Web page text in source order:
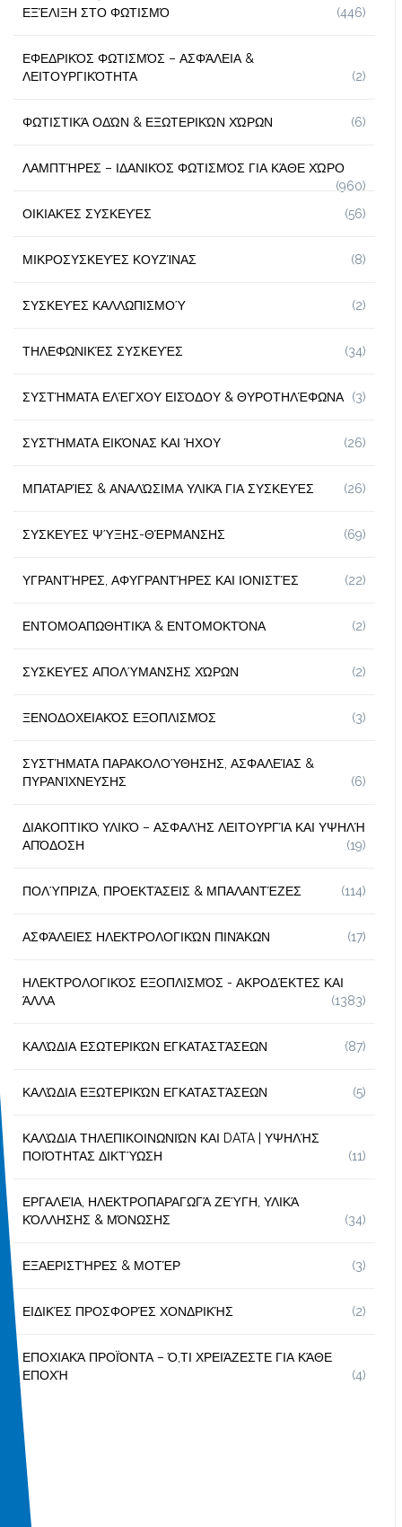
ΕΞΈΛΙΞΗ ΣΤΟ ΦΩΤΙΣΜΌ
(446)
ΕΦΕΔΡΙΚΌΣ ΦΩΤΙΣΜΌΣ – ΑΣΦΆΛΕΙΑ &
ΛΕΙΤΟΥΡΓΙΚΌΤΗΤΑ
(2)
ΦΩΤΙΣΤΙΚΆ ΟΔΏΝ & ΕΞΩΤΕΡΙΚΏΝ ΧΏΡΩΝ (6)
ΛΑΜΠΤΉΡΕΣ – ΙΔΑΝΙΚΌΣ ΦΩΤΙΣΜΌΣ ΓΙΑ ΚΆΘΕ ΧΏΡΟ
(960)
ΟΙΚΙΑΚΈΣ ΣΥΣΚΕΥΈΣ
(56)
ΜΙΚΡΟΣΥΣΚΕΥΈΣ ΚΟΥΖΊΝΑΣ (8)
ΣΥΣΚΕΥΈΣ ΚΑΛΛΩΠΙΣΜΟΎ (2)
ΤΗΛΕΦΩΝΙΚΈΣ ΣΥΣΚΕΥΈΣ (34)
ΣΥΣΤΉΜΑΤΑ ΕΛΈΓΧΟΥ ΕΙΣΌΔΟΥ & ΘΥΡΟΤΗΛΈΦΩΝΑ (3)
ΣΥΣΤΉΜΑΤΑ ΕΙΚΌΝΑΣ ΚΑΙ ΉΧΟΥ (26)
ΜΠΑΤΑΡΊΕΣ & ΑΝΑΛΏΣΙΜΑ ΥΛΙΚΆ ΓΙΑ ΣΥΣΚΕΥΈΣ (26)
ΣΥΣΚΕΥΈΣ ΨΎΞΗΣ-ΘΈΡΜΑΝΣΗΣ (69)
ΥΓΡΑΝΤΉΡΕΣ, ΑΦΥΓΡΑΝΤΉΡΕΣ ΚΑΙ ΙΟΝΙΣΤΈΣ (22)
ΕΝΤΟΜΟΑΠΩΘΗΤΙΚΆ & ΕΝΤΟΜΟΚΤΌΝΑ (2)
ΣΥΣΚΕΥΈΣ ΑΠΟΛΎΜΑΝΣΗΣ ΧΏΡΩΝ (2)
ΞΕΝΟΔΟΧΕΙΑΚΌΣ ΕΞΟΠΛΙΣΜΌΣ (3)
ΣΥΣΤΉΜΑΤΑ ΠΑΡΑΚΟΛΟΎΘΗΣΗΣ, ΑΣΦΑΛΕΊΑΣ &
ΠΥΡΑΝΊΧΝΕΥΣΗΣ
(6)
ΔΙΑΚΟΠΤΙΚΌ ΥΛΙΚΌ – ΑΣΦΑΛΉΣ ΛΕΙΤΟΥΡΓΊΑ ΚΑΙ ΥΨΗΛΉ
ΑΠΌΔΟΣΗ
(19)
ΠΟΛΎΠΡΙΖΑ, ΠΡΟΕΚΤΆΣΕΙΣ & ΜΠΑΛΑΝΤΈΖΕΣ (114)
ΑΣΦΆΛΕΙΕΣ ΗΛΕΚΤΡΟΛΟΓΙΚΏΝ ΠΙΝΆΚΩΝ (17)
ΗΛΕΚΤΡΟΛΟΓΙΚΌΣ ΕΞΟΠΛΙΣΜΌΣ - ΑΚΡΟΔΈΚΤΕΣ ΚΑΙ
ΆΛΛΑ
(1383)
ΚΑΛΏΔΙΑ ΕΣΩΤΕΡΙΚΏΝ ΕΓΚΑΤΑΣΤΆΣΕΩΝ (87)
ΚΑΛΏΔΙΑ ΕΞΩΤΕΡΙΚΏΝ ΕΓΚΑΤΑΣΤΆΣΕΩΝ (5)
ΚΑΛΏΔΙΑ ΤΗΛΕΠΙΚΟΙΝΩΝΙΏΝ ΚΑΙ DATA | ΥΨΗΛΉΣ
ΠΟΙΌΤΗΤΑΣ ΔΙΚΤΎΩΣΗ
(11)
ΕΡΓΑΛΕΊΑ, ΗΛΕΚΤΡΟΠΑΡΑΓΩΓΆ ΖΕΎΓΗ, ΥΛΙΚΆ
ΚΌΛΛΗΣΗΣ & ΜΌΝΩΣΗΣ
(34)
ΕΞΑΕΡΙΣΤΉΡΕΣ & ΜΟΤΈΡ (3)
ΕΙΔΙΚΈΣ ΠΡΟΣΦΟΡΈΣ ΧΟΝΔΡΙΚΉΣ (2)
ΕΠΟΧΙΑΚΆ ΠΡΟΪΌΝΤΑ – Ό,ΤΙ ΧΡΕΙΆΖΕΣΤΕ ΓΙΑ ΚΆΘΕ
ΕΠΟΧΉ
(4)